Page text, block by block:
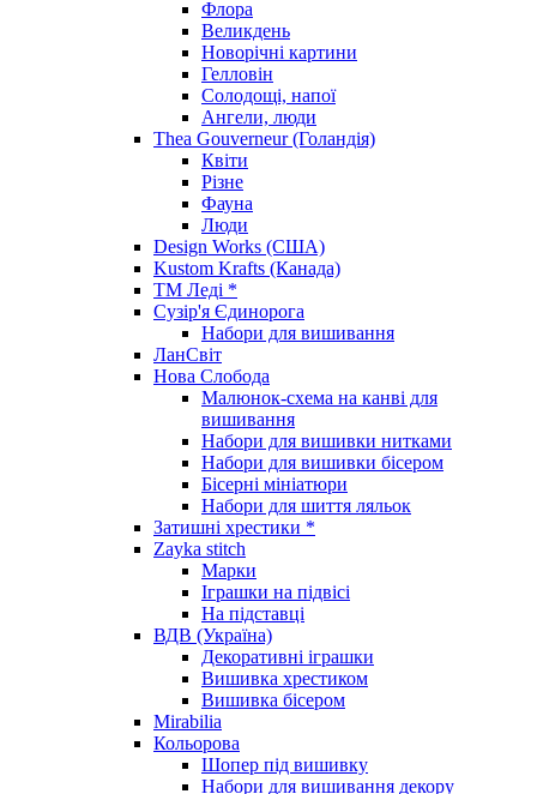
Флора
Великдень
Новорічні картини
Гелловін
Солодощі, напої
Ангели, люди
Thea Gouverneur (Голандія)
Квіти
Різне
Фауна
Люди
Design Works (США)
Kustom Krafts (Канада)
ТМ Леді *
Сузір'я Єдинорога
Набори для вишивання
ЛанСвіт
Нова Слобода
Малюнок-схема на канві для
вишивання
Набори для вишивки нитками
Набори для вишивки бісером
Бісерні мініатюри
Набори для шиття ляльок
Затишні хрестики *
Zayka stitch
Марки
Іграшки на підвісі
На підставці
ВДВ (Україна)
Декоративні іграшки
Вишивка хрестиком
Вишивка бісером
Mirabilia
Кольорова
Шопер під вишивку
Набори для вишивання декору